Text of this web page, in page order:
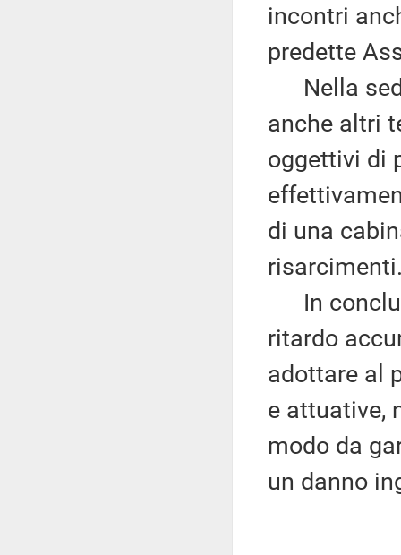
incontri
predette
Nella
anche altri
oggettivi di
di una
In
ritardo
adottare al
e attuative,
modo da
un danno